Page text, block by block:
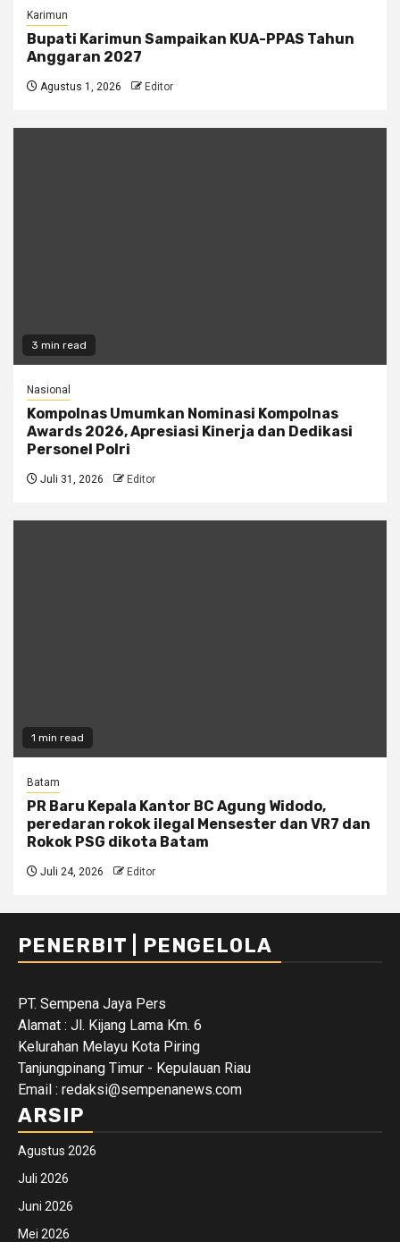
Karimun
Bupati Karimun Sampaikan KUA-PPAS Tahun
Anggaran 2027
Agustus 1, 2026 Editor
3 min read
Nasional
Kompolnas Umumkan Nominasi Kompolnas
Awards 2026, Apresiasi Kinerja dan Dedikasi
Personel Polri
Juli 31, 2026 Editor
1 min read
Batam
PR Baru Kepala Kantor BC Agung Widodo,
peredaran rokok ilegal Mensester dan VR7 dan
Rokok PSG dikota Batam
Juli 24, 2026 Editor
PENERBIT | PENGELOLA
PT. Sempena Jaya Pers
Alamat : Jl. Kijang Lama Km. 6
Kelurahan Melayu Kota Piring
Tanjungpinang Timur - Kepulauan Riau
Email : redaksi@sempenanews.com
ARSIP
Agustus 2026
Juli 2026
Juni 2026
Mei 2026